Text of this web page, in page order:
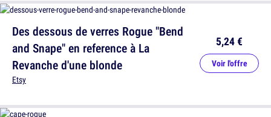
Des dessous de verres Rogue "Bend
and Snape" en reference à La
Revanche d'une blonde
Etsy
5,24 €
Voir l'offre